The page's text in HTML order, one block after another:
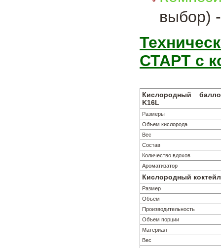
выбор)
СТАРТ с
Кислородный
K16L
Размеры
Объем кислорода
Вес
Состав
Количество вдохов
Ароматизатор
Кислородный
Размер
Объем
Производительность
Объем порции
Материал
Вес